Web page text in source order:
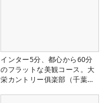
インター5分、都心から60分
のフラットな美観コース。大
栄カントリー俱楽部（千葉